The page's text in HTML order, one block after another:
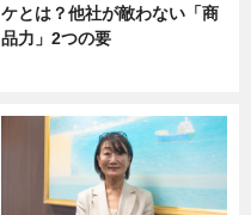
ケとは？他社が敵わない「商
品力」2つの要